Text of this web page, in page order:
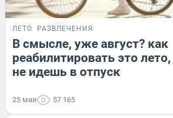
ЛЕТО РАЗВЛЕЧЕНИЯ
В смысле, уже август? как
реабилитировать это
не идешь в отпуск
25 мая 57 165